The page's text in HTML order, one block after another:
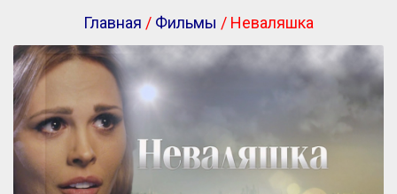
Главная / Фильмы / Неваляшка